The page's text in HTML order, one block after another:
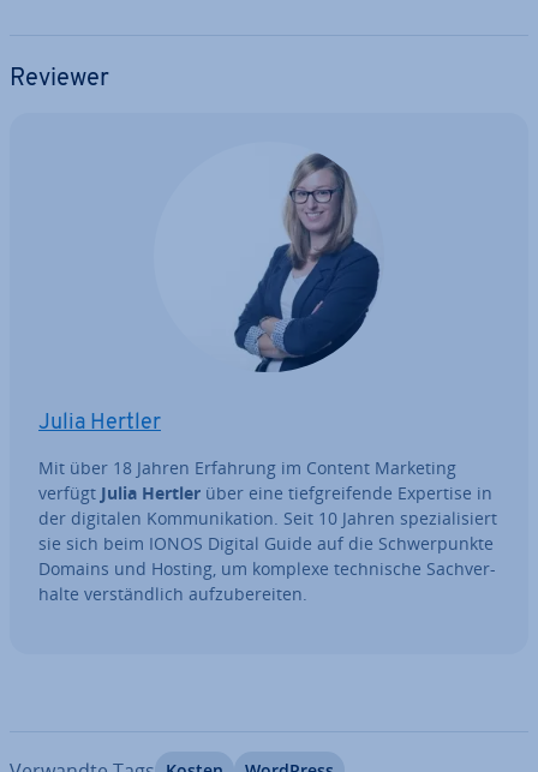
Reviewer
Julia Hertler
Mit über 18 Jahren Erfahrung im Content Marketing
verfügt Julia Hertler über eine tief­grei­fen­de Expertise in
der digitalen Kom­mu­ni­ka­ti­on. Seit 10 Jahren spe­zia­li­siert
sie sich beim IONOS Digital Guide auf die Schwer­punk­te
Domains und Hosting, um komplexe tech­ni­sche Sach­ver­
hal­te ver­ständ­lich auf­zu­be­rei­ten.